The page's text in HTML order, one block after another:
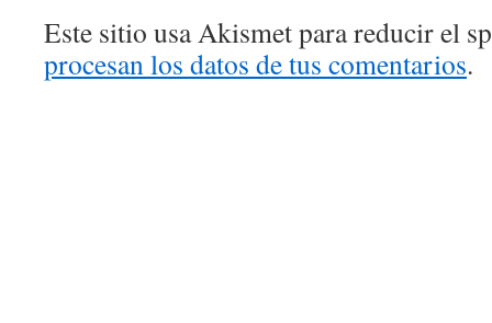
Este sitio usa Akismet para reducir el
procesan los datos de tus comentarios.